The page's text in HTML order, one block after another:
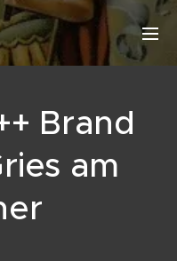
Brand
am